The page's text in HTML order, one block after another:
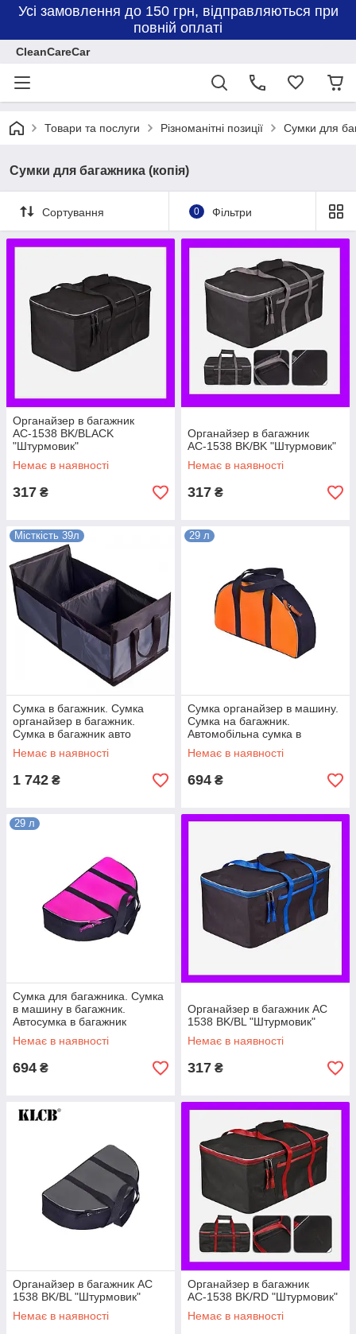
Усі замовлення до 150 грн, відправляються при
повній оплаті
CleanCareCar
Товари та послуги Різноманітні позиції Сумки для
Сумки для багажника (копія)
Сортування 0 Фільтри
Органайзер в багажник
АС-1538 BK/BLACK
"Штурмовик"
Немає в наявності
317 ₴
Органайзер в багажник
АС-1538 BK/BK "Штурмовик"
Немає в наявності
317 ₴
Місткість 39л
Сумка в багажник. Сумка
органайзер в багажник.
Сумка в багажник авто
Немає в наявності
1 742 ₴
29 л
Сумка органайзер в машину.
Сумка на багажник.
Автомобільна сумка в
багажник
Немає в наявності
694 ₴
29 л
Сумка для багажника. Сумка
в машину в багажник.
Автосумка в багажник
Немає в наявності
694 ₴
Органайзер в багажник АС
1538 BK/BL "Штурмовик"
Немає в наявності
317 ₴
Органайзер в багажник АС
1538 BK/BL "Штурмовик"
Немає в наявності
Органайзер в багажник
АС-1538 BK/RD "Штурмовик"
Немає в наявності